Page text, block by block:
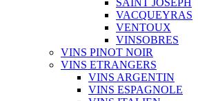
VACQUEYRAS
VENTOUX
VINSOBRES
VINS PINOT NOIR
VINS ETRANGERS
VINS ARGENTIN
VINS ESPAGNOLE